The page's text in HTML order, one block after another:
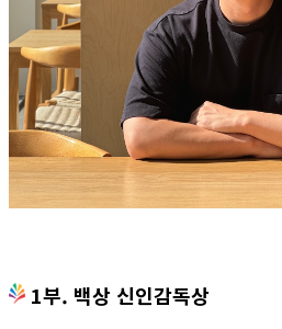
1부. 백상 신인감독상